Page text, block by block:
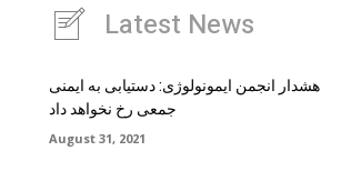
Latest News
هشدار انجمن ایمونولوژی: دستیابی به ایمنی
جمعی رخ نخواهد داد
August 31, 2021